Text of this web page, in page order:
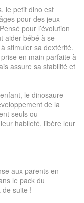
le petit dino est
pour des jeux
pour l’évolution
aider bébé à se
stimuler sa dextérité.
en main parfaite à
assure sa stabilité et
le dinosaure
de la
seuls ou
habileté, libère leur
aux parents en
le pack du
de suite !